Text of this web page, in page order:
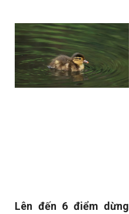
Lên đến 6 điểm dừng